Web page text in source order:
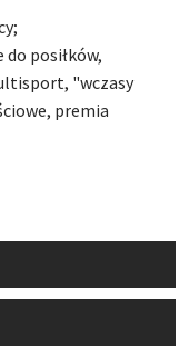
posiłków,
"wczasy
premia